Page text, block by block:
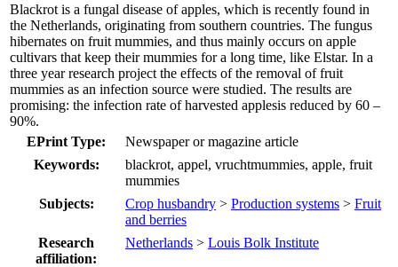
Blackrot is a fungal disease of apples, which is recently found in
the Netherlands, originating from southern countries. The fungus
hibernates on fruit mummies, and thus mainly occurs on apple
cultivars that keep their mummies for a long time, like Elstar. In a
three year research project the effects of the removal of fruit
mummies as an infection source were studied. The results are
promising: the infection rate of harvested applesis reduced by 60 –
90%.
EPrint Type:
Newspaper or magazine article
Keywords:
blackrot, appel, vruchtmummies, apple, fruit
mummies
Subjects:
Crop husbandry > Production systems > Fruit
and berries
Research
affiliation:
Netherlands > Louis Bolk Institute